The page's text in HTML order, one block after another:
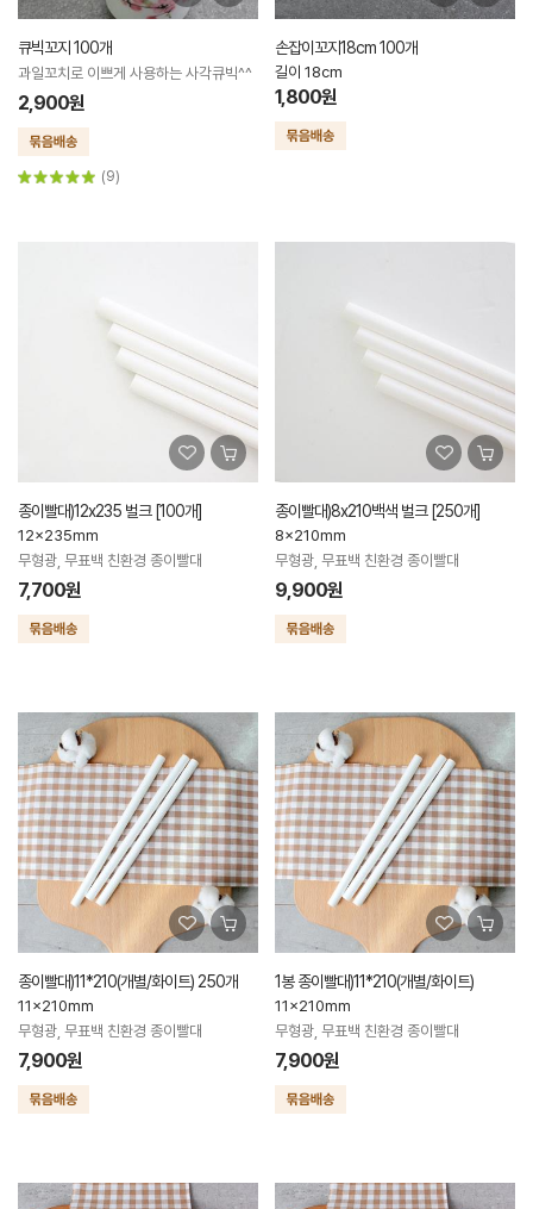
큐빅꼬지 100개
과일꼬치로 이쁘게 사용하는 사각큐빅^^
2,900원
(9)
손잡이꼬지18cm 100개
길이 18cm
1,800원
종이빨대)12x235 벌크 [100개]
12x235mm
무형광, 무표백 친환경 종이빨대
7,700원
종이빨대)8x210백색 벌크 [250개]
8x210mm
무형광, 무표백 친환경 종이빨대
9,900원
종이빨대)11*210(개별/화이트) 250개
11x210mm
무형광, 무표백 친환경 종이빨대
7,900원
1봉 종이빨대)11*210(개별/화이트)
11x210mm
무형광, 무표백 친환경 종이빨대
7,900원